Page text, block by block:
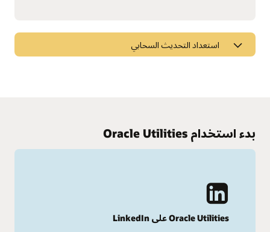
استعداد التحديث السحابي
تعرف على الجديد في إدارة العمل والأصولt
بدء استخدام Oracle Utilities
Oracle Utilities على LinkedIn